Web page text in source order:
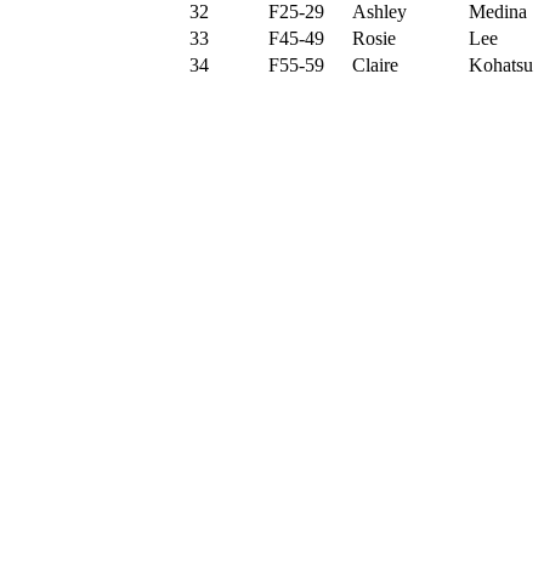
32
F25-29 Ashley
Medina
33
F45-49 Rosie
Lee
34
F55-59 Claire Kohatsu